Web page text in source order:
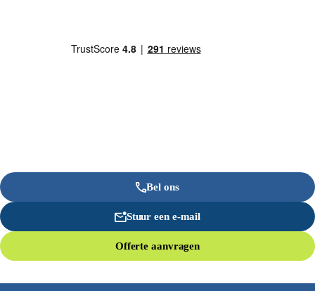
Bel ons
Stuur een e-mail
Offerte aanvragen